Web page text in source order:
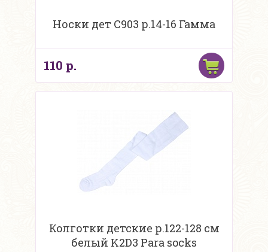
Носки дет С903 р.14-16 Гамма
110 р.
Колготки детские р.122-128 см
белый K2D3 Para socks